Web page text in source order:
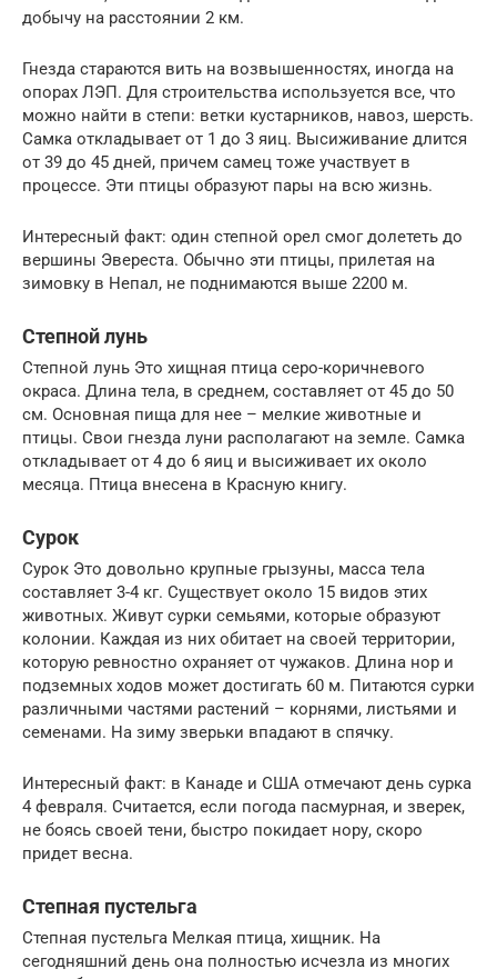
добычу на расстоянии 2 км.
Гнезда стараются вить на возвышенностях, иногда на
опорах ЛЭП. Для строительства используется все, что
можно найти в степи: ветки кустарников, навоз, шерсть.
Самка откладывает от 1 до 3 яиц. Высиживание длится
от 39 до 45 дней, причем самец тоже участвует в
процессе. Эти птицы образуют пары на всю жизнь.
Интересный факт: один степной орел смог долететь до
вершины Эвереста. Обычно эти птицы, прилетая на
зимовку в Непал, не поднимаются выше 2200 м.
Степной лунь
Степной лунь Это хищная птица серо-коричневого
окраса. Длина тела, в среднем, составляет от 45 до 50
см. Основная пища для нее – мелкие животные и
птицы. Свои гнезда луни располагают на земле. Самка
откладывает от 4 до 6 яиц и высиживает их около
месяца. Птица внесена в Красную книгу.
Сурок
Сурок Это довольно крупные грызуны, масса тела
составляет 3-4 кг. Существует около 15 видов этих
животных. Живут сурки семьями, которые образуют
колонии. Каждая из них обитает на своей территории,
которую ревностно охраняет от чужаков. Длина нор и
подземных ходов может достигать 60 м. Питаются сурки
различными частями растений – корнями, листьями и
семенами. На зиму зверьки впадают в спячку.
Интересный факт: в Канаде и США отмечают день сурка
4 февраля. Считается, если погода пасмурная, и зверек,
не боясь своей тени, быстро покидает нору, скоро
придет весна.
Степная пустельга
Степная пустельга Мелкая птица, хищник. На
сегодняшний день она полностью исчезла из многих